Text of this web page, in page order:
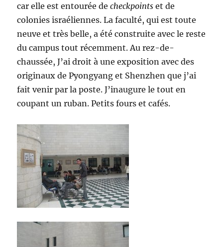
car elle est entourée decheckpoints et de
colonies israéliennes. La faculté, qui est toute
neuve et très belle, a été construite avec le reste
du campus tout récemment. Au rez-de-
chaussée, J’ai droit à une exposition avec des
originaux de Pyongyang et Shenzhen que j’ai
fait venir par la poste. J’inaugure le tout en
coupant un ruban. Petits fours et cafés.